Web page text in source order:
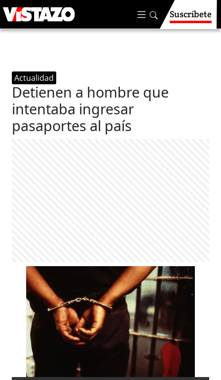
Suscríbete
Actualidad
Detienen a hombre que
intentaba ingresar
pasaportes al país